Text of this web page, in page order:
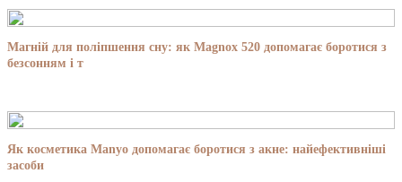
Магній для поліпшення сну: як Magnox 520 допомагає боротися з
безсонням і т
Як косметика Manyo допомагає боротися з акне: найефективніші
засоби